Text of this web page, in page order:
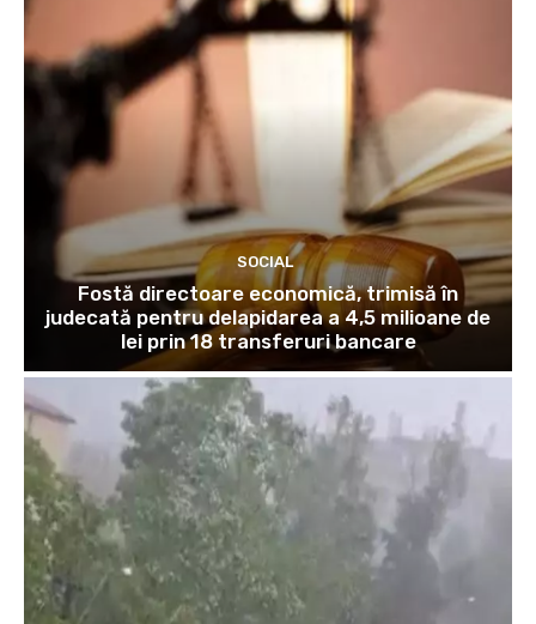
SOCIAL
Fostă directoare economică, trimisă în
judecată pentru delapidarea a 4,5 milioane de
lei prin 18 transferuri bancare